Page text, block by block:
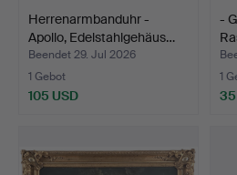
Herrenarmbanduhr -
Apollo, Edelstahlgehäus…
Beendet 29. Jul 2026
1 Gebot
105 USD
-
1
35